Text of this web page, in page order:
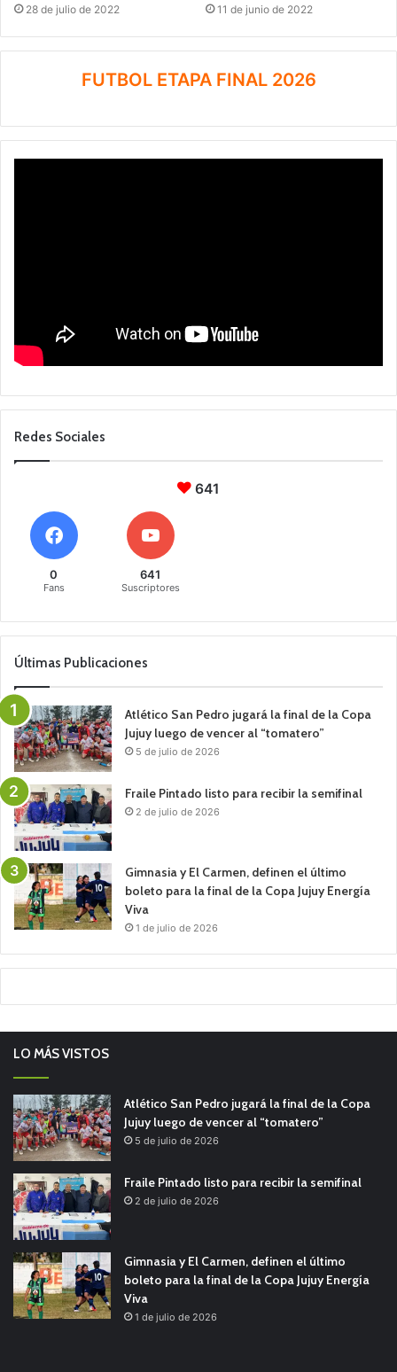
28 de julio de 2022 11 de junio de 2022
FUTBOL ETAPA FINAL 2026
Redes Sociales
641
0
Fans
641
Suscriptores
Últimas Publicaciones
Atlético San Pedro jugará la final de la Copa
Jujuy luego de vencer al “tomatero”
5 de julio de 2026
Fraile Pintado listo para recibir la semifinal
2 de julio de 2026
Gimnasia y El Carmen, definen el último
boleto para la final de la Copa Jujuy Energía
Viva
1 de julio de 2026
LO MÁS VISTOS
Atlético San Pedro jugará la final de la Copa
Jujuy luego de vencer al “tomatero”
5 de julio de 2026
Fraile Pintado listo para recibir la semifinal
2 de julio de 2026
Gimnasia y El Carmen, definen el último
boleto para la final de la Copa Jujuy Energía
Viva
1 de julio de 2026